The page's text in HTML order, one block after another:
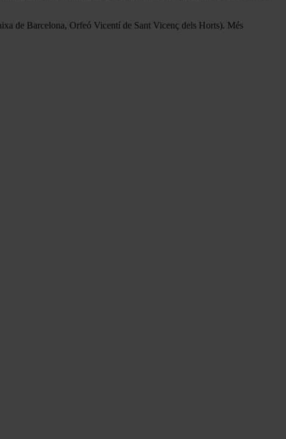
de Barcelona, Orfeó Vicentí de Sant Vicenç dels Horts). Més